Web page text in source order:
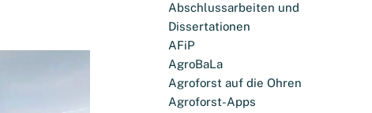
Abschlussarbeiten und
Dissertationen
AFiP
AgroBaLa
Agroforst auf die Ohren
Agroforst-Apps